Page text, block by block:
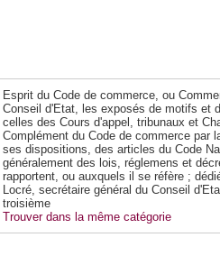
Esprit du Code de commerce, ou
Conseil d'Etat, les exposés de motifs et
celles des Cours d'appel, tribunaux et
Complément du Code de commerce par
ses dispositions, des articles du Code
généralement des lois, réglemens et
rapportent, ou auxquels il se réfère ;
Locré, secrétaire général du Conseil
troisième
Trouver dans la même catégorie